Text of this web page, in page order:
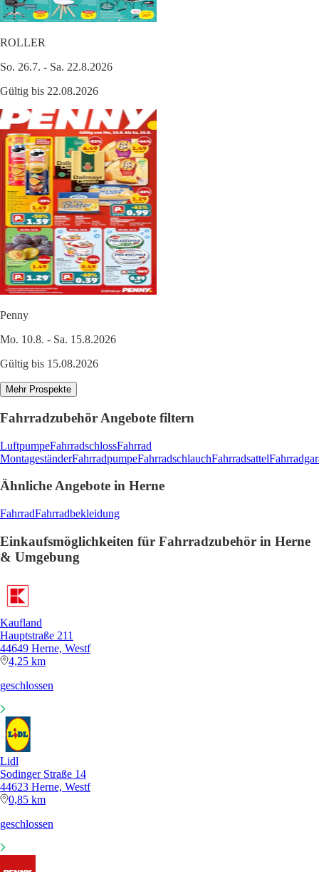
ROLLER
So. 26.7. - Sa. 22.8.2026
Gültig bis 22.08.2026
Penny
Mo. 10.8. - Sa. 15.8.2026
Gültig bis 15.08.2026
Mehr Prospekte
Fahrradzubehör Angebote filtern
LuftpumpeFahrradschlossFahrrad
MontageständerFahrradpumpeFahrradschlauchFahrradsattel
Ähnliche Angebote in Herne
FahrradFahrradbekleidung
Einkaufsmöglichkeiten für Fahrradzubehör in Herne
& Umgebung
Kaufland
Hauptstraße 211
44649 Herne, Westf
4,25 km
geschlossen
Lidl
Sodinger Straße 14
44623 Herne, Westf
0,85 km
geschlossen